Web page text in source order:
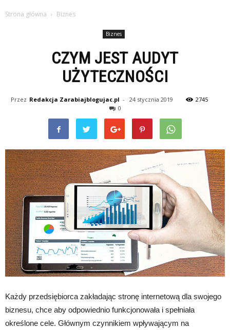
Strona główna Biznes
Biznes
CZYM JEST AUDYT
UŻYTECZNOŚCI
Przez Redakcja Zarabiajblogujac.pl - 24 stycznia 2019
2745
0
Każdy przedsiębiorca zakładając stronę internetową dla swojego
biznesu, chce aby odpowiednio funkcjonowała i spełniała
określone cele. Głównym czynnikiem wpływającym na